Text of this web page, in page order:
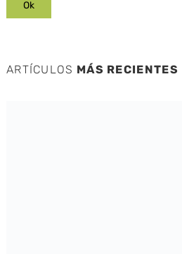
ARTÍCULOS MÁS RECIENTES